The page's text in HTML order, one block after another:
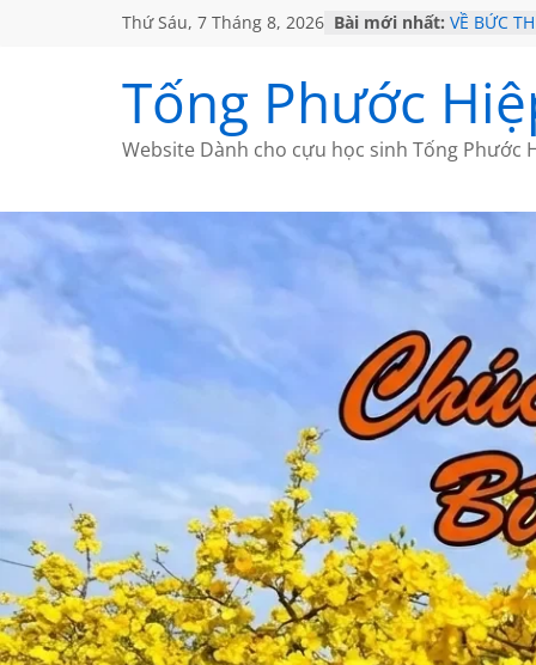
Thứ Sáu, 7 Tháng 8, 2026 Bài mới nhất: VỀ BỨC
MỘT ĐỜI
SÁCH
BẤT
CÀ PHÊ
Tống Phước
Website Dành cho cựu học sinh Tống Phước